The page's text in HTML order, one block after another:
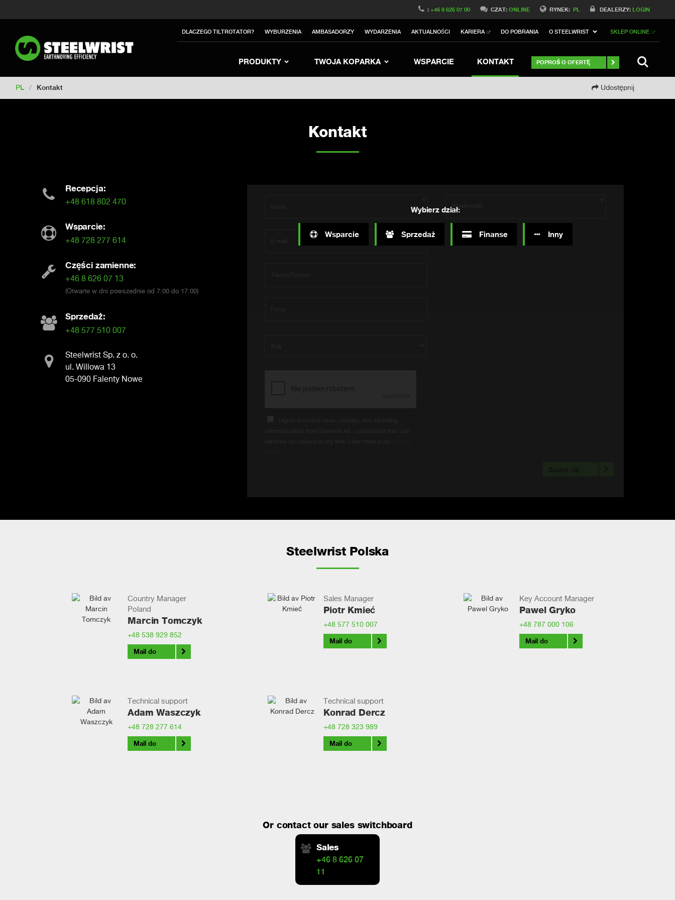
RYNEK: PL DEALERZY: LOGIN
:+46 8 626 07 00 CZAT:ONLINE
DLACZEGO TILTROTATOR? WYBURZENIA AMBASADORZY WYDARZENIA AKTUALNOŚCI KARIERA DO POBRANIA O STEELWRIST SKLEP ONLINE
PRODUKTY TWOJA KOPARKA WSPARCIE KONTAKT POPROŚ O OFERTĘ
Switch to Belgium Switch to Belgique
Switch to International Switch to United Kingdom Switch to Sweden Switch to Norway Switch to North America
Switch to Korea Switch to Japan Switch to Italy Switch to Germany
Switch to France
PL / Kontakt Udostępnij
Kontakt
Recepcja:
+48 618 802 470
Wsparcie:
+48 728 277 614
Części zamienne:
+46 8 626 07 13
(Otwarte w dni powszednie od 7:00 do 17:00)
Sprzedaż:
+48 577 510 007
Steelwrist Sp. z o. o.
ul. Willowa 13
05-090 Falenty Nowe
Wybierz dział:
Wsparcie Sprzedaż Finanse Inny
Steelwrist Polska
Country Manager
Poland
Marcin Tomczyk
+48 538 929 852
Mail do
Sales Manager
Piotr Kmieć
+48 577 510 007
Mail do
Key Account Manager
Pawel Gryko
+48 787 000 106
Mail do
Technical support
Adam Waszczyk
+48 728 277 614
Mail do
Technical support
Konrad Dercz
+48 728 323 989
Mail do
Or contact our sales switchboard
Sales
+46 8 626 07
11